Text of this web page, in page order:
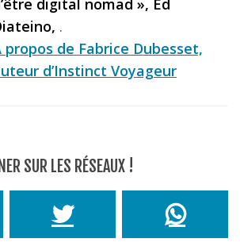
digital nomad », Ed
.
propos de Fabrice Dubesset,
d’Instinct Voyageur
SUR LES RÉSEAUX !